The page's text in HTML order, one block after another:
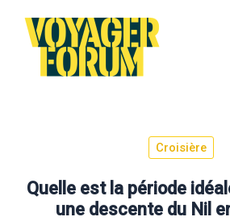
contenu
Croisière
Quelle est la période
une descente du Nil